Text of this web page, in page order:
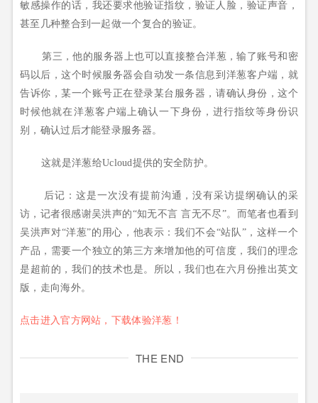
敏感操作的话，我还要求他验证指纹，验证人脸，验证声音，
甚至几种整合到一起做一个复合的验证。
第三，他的服务器上也可以直接整合洋葱，输了账号和密
码以后，这个时候服务器会自动发一条信息到洋葱客户端，就
告诉你，某一个账号正在登录某台服务器，请确认身份，这个
时候他就在洋葱客户端上确认一下身份，进行指纹等身份识
别，确认过后才能登录服务器。
这就是洋葱给Ucloud提供的安全防护。
后记：这是一次没有提前沟通，没有采访提纲确认的采
访，记者很感谢吴洪声的“知无不言 言无不尽”。而笔者也看到
吴洪声对“洋葱”的用心，他表示：我们不会“站队”，这样一个
产品，需要一个独立的第三方来增加他的可信度，我们的理念
是超前的，我们的技术也是。所以，我们也在六月份推出英文
版，走向海外。
点击进入官方网站，下载体验洋葱！
THE END